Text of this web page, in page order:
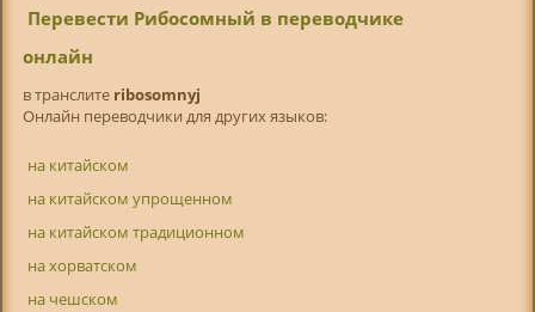
Перевести Рибосомный в переводчике
онлайн
в транслитe ribosomnyj
Онлайн переводчики для других языков:
на китайском
на китайском упрощенном
на китайском традиционном
на хорватском
на чешском